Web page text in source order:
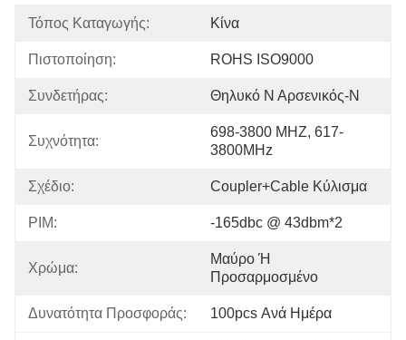
Τόπος Καταγωγής: Κίνα
Πιστοποίηση: ROHS ISO9000
Συνδετήρας: Θηλυκό Ν Αρσενικός-Ν
Συχνότητα:
698-3800 MHZ, 617-
3800MHz
Σχέδιο: Coupler+Cable Κύλισμα
PIM: -165dbc @ 43dbm*2
Χρώμα:
Μαύρο Ή
Προσαρμοσμένο
Δυνατότητα Προσφοράς: 100pcs Ανά Ημέρα